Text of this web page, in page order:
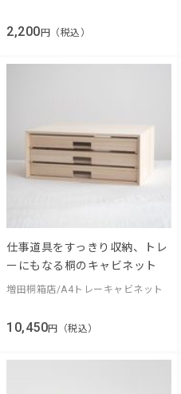
2,200円（税込）
仕事道具をすっきり収納、トレ
ーにもなる桐のキャビネット
増田桐箱店/A4トレーキャビネット
10,450円（税込）